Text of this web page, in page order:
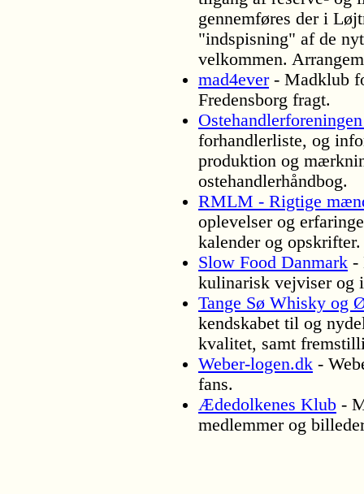
gennemføres der i
"indspisning" af de
velkommen.
mad4ever- Madklub
Fredensborg fragt.
forhandlerliste, og
produktion og
ostehandlerhåndbog.
RMLM - Rigtige
oplevelser og
kalender og opskrifter.
Slow Food Danmark -
kulinarisk vejviser og
Tange Sø Whisky og
kendskabet til og
kvalitet, samt
Weber-logen.dk -
fans.
Ædedolkenes Klub -
medlemmer og